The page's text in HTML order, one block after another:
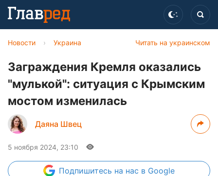
Читать на украинском
Новости › Украина
Заграждения Кремля оказались
"мулькой": ситуация с Крымским
мостом изменилась
Даяна Швец
5 ноября 2024, 23:10
Подпишитесь на нас в Google